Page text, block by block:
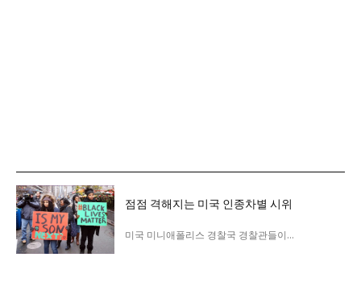
산업·금융
문화
문화일반
점점 격해지는 미국 인종차별 시위
미국 미니애폴리스 경찰국 경찰관들이...